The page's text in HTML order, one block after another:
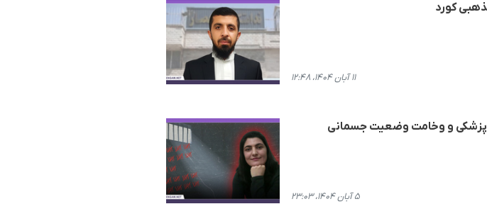
کورد
۱۱ آبان ۱۴۰۴، ۱۲:۴۸
پزشکی و وخامت وضعیت جسمانی
۵ آبان ۱۴۰۴، ۲۳:۰۳